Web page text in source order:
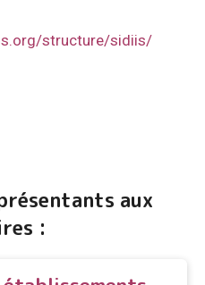
structure/sidiis/
aux
: